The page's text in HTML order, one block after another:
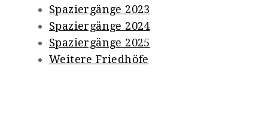
Spaziergänge 2023
Spaziergänge 2024
Spaziergänge 2025
Weitere Friedhöfe